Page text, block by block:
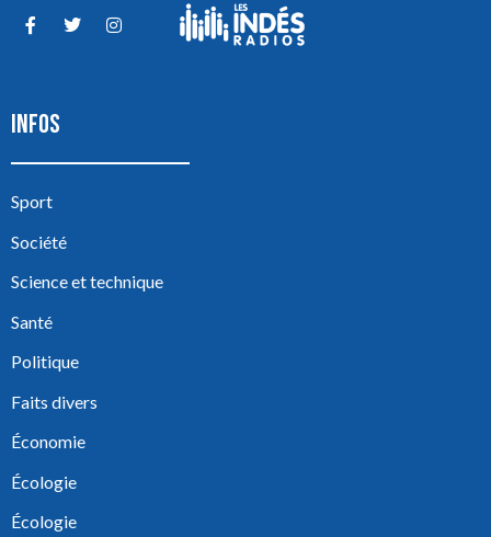
INFOS
Sport
Société
Science et technique
Santé
Politique
Faits divers
Économie
Écologie
Écologie